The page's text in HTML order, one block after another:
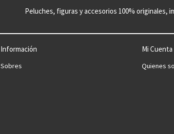
Peluches, figuras y accesorios 100% originales,
Información
Sobres
Mi Cuenta
Quienes